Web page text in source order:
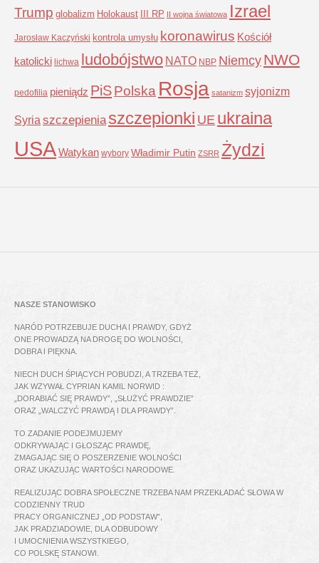
Trump globalizm Holokaust III RP II wojna światowa Izrael
Jarosław Kaczyński kontrola umysłu koronawirus Kościół
katolicki lichwa ludobójstwo NATO NBP NiemcyNWO
pedofilia pieniądz PiSPolska Rosja satanizm syjonizm
Syria szczepienia szczepionki UE ukraina
USAWatykan wybory Władimir Putin ZSRR Żydzi
NASZE STANOWISKO
NARÓD POTRZEBUJE DUCHA I PRAWDY, GDYŻ
ONE PROWADZĄ NA DROGĘ DO WOLNOŚCI,
DOBRA I PIĘKNA.
NIECH DUCH ŚPIĄCYCH POBUDZI, A TRZEBA TEŻ,
JAK WZYWAŁ CYPRIAN KAMIL NORWID :
„DORABIAĆ SIĘ PRAWDY”, „SŁUŻYĆ PRAWDZIE”
ORAZ „WALCZYĆ PRAWDĄ I DLA PRAWDY”.
TO ZADANIE PODEJMUJEMY
ODKRYWAJĄC I GŁOSZĄC PRAWDĘ,
ZMAGAJĄC SIĘ O POSZERZENIE WOLNOŚCI
ORAZ UKAZUJĄC WARTOŚCI NARODOWE.
REALIZUJĄC DOBRA SPOŁECZNE TRZEBA NAM PRZEKŁADAĆ SŁOWA W
CODZIENNY TRUD
PRACY ORGANICZNEJ „OD PODSTAW”,
JAK PRADZIADOWIE, DLA ODBUDOWY
I UMOCNIENIA WSZYSTKIEGO,
CO POLSKĘ STANOWI.